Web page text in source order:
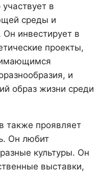
в
среды и
Он инвестирует в
проекты,
и
образ жизни среди
также проявляет
Он любит
культуры. Он
выставки,